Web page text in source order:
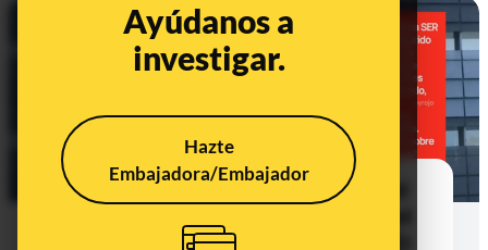
Ayúdanos a
investigar.
Hazte
Embajadora/Embajador
CONTEXTO
Qué sabemos de que Amber Capital
principal accionista desde 2018 y El